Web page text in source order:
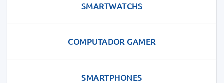
SMARTWATCHS
COMPUTADOR GAMER
SMARTPHONES